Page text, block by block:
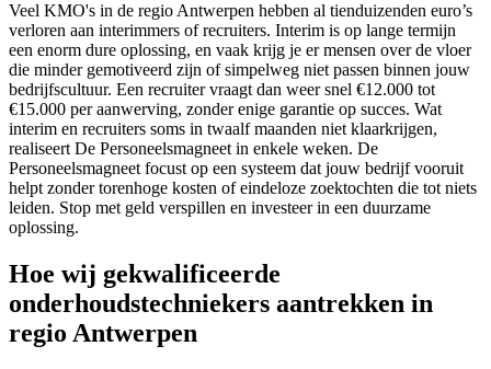
Veel KMO's in de regio Antwerpen hebben al tienduizenden euro’s
verloren aan interimmers of recruiters. Interim is op lange termijn
een enorm dure oplossing, en vaak krijg je er mensen over de vloer
die minder gemotiveerd zijn of simpelweg niet passen binnen jouw
bedrijfscultuur. Een recruiter vraagt dan weer snel €12.000 tot
€15.000 per aanwerving, zonder enige garantie op succes. Wat
interim en recruiters soms in twaalf maanden niet klaarkrijgen,
realiseert De Personeelsmagneet in enkele weken. De
Personeelsmagneet focust op een systeem dat jouw bedrijf vooruit
helpt zonder torenhoge kosten of eindeloze zoektochten die tot niets
leiden. Stop met geld verspillen en investeer in een duurzame
oplossing.
Hoe wij gekwalificeerde
onderhoudstechniekers aantrekken in
regio Antwerpen